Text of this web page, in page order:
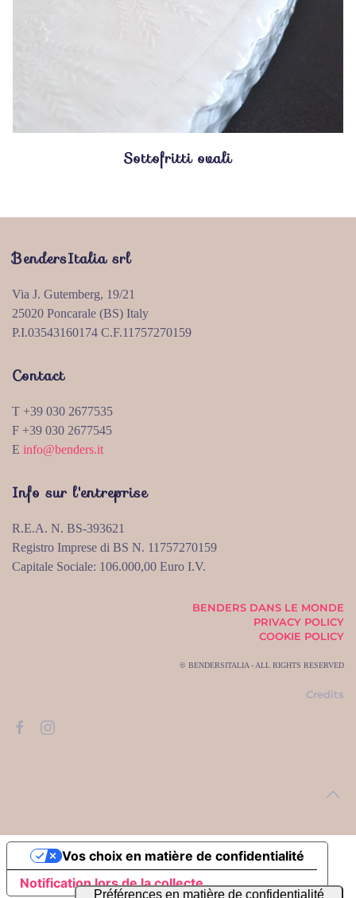
Sottofritti ovali
BendersItalia srl
Via J. Gutemberg, 19/21
25020 Poncarale (BS) Italy
P.I.03543160174 C.F.11757270159
Contact
T +39 030 2677535
F +39 030 2677545
E info@benders.it
Info sur l'entreprise
R.E.A. N. BS-393621
Registro Imprese di BS N. 11757270159
Capitale Sociale: 106.000,00 Euro I.V.
BENDERS DANS LE MONDE
PRIVACY POLICY
COOKIE POLICY
© BENDERSITALIA - ALL RIGHTS RESERVED
Credits
Notification lors de la collecte
Vos choix en matière de confidentialité